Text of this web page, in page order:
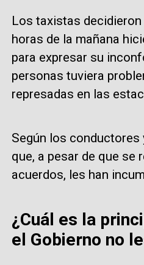
Los taxistas
horas de la mañana
para expresar su
personas tuviera
represadas en las
Según los
que, a pesar de que se
acuerdos, les han
¿Cuál es la
el Gobierno no